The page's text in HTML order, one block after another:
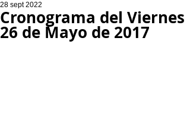
Cronograma del Viernes
26 de Mayo de 2017
28 sept 2022